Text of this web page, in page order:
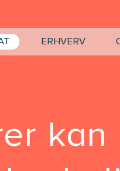
ERHVERV